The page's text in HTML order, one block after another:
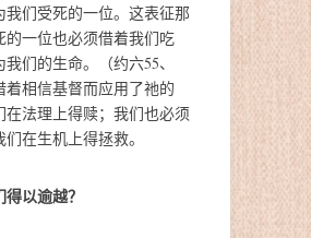
我们受死的一位。这表征那
的一位也必须借着我们吃
们的生命。（约六55、
着相信基督而应用了祂的
在法理上得赎；我们也必须
在生机上得拯救。
以逾越？